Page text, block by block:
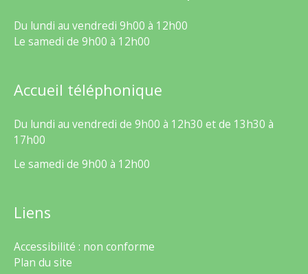
Du lundi au vendredi 9h00 à 12h00
Le samedi de 9h00 à 12h00
Accueil téléphonique
Du lundi au vendredi de 9h00 à 12h30 et de 13h30 à
17h00
Le samedi de 9h00 à 12h00
Liens
Accessibilité : non conforme
Plan du site